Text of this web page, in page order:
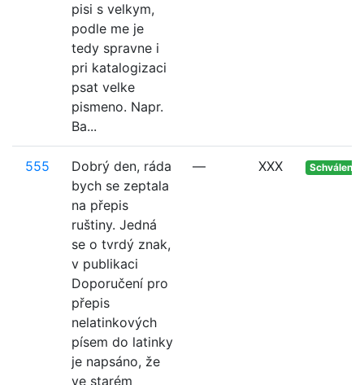
pisi s velkym,
podle me je
tedy spravne i
pri katalogizaci
psat velke
pismeno. Napr.
Ba...
555
Dobrý den, ráda
bych se zeptala
na přepis
ruštiny. Jedná
se o tvrdý znak,
v publikaci
Doporučení pro
přepis
nelatinkových
písem do latinky
je napsáno, že
ve starém
— XXX Schváleno